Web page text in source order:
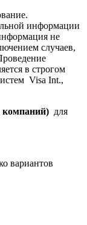
информации
не
случаев,
в строгом
Visa Int.,
компаний) для
вариантов